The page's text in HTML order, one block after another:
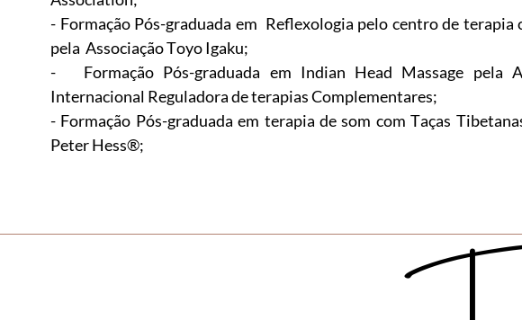
- Formação Pós-graduada em Reflexologia pelo centro de terapia
pela Associação Toyo Igaku;
- Formação Pós-graduada em Indian Head Massage pela
Internacional Reguladora de terapias Complementares;
- Formação Pós-graduada em terapia de som com Taças
Peter Hess®;